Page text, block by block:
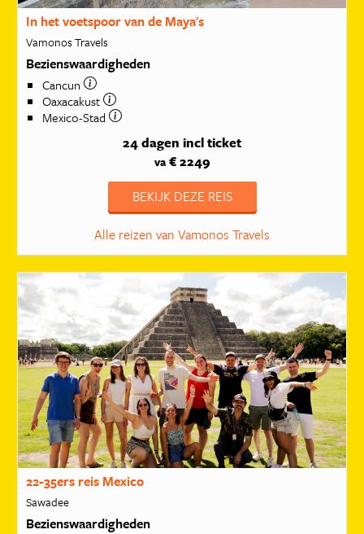
In het voetspoor van de Maya's
Vamonos Travels
Bezienswaardigheden
Cancun
Oaxacakust
Mexico-Stad
24 dagen incl ticket
va€ 2249
BEKIJK DEZE REIS
Alle reizen van Vamonos Travels
22-35ers reis Mexico
Sawadee
Bezienswaardigheden